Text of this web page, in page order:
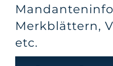
Merkblättern,
etc.